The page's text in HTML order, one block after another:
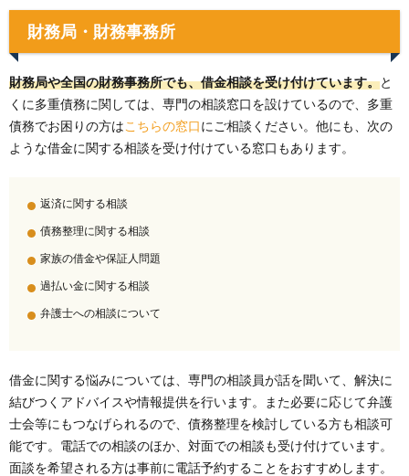
財務局・財務事務所
財務局や全国の財務事務所でも、借金相談を受け付けています。と
くに多重債務に関しては、専門の相談窓口を設けているので、多重
債務でお困りの方はこちらの窓口にご相談ください。他にも、次の
ような借金に関する相談を受け付けている窓口もあります。
返済に関する相談
債務整理に関する相談
家族の借金や保証人問題
過払い金に関する相談
弁護士への相談について
借金に関する悩みについては、専門の相談員が話を聞いて、解決に
結びつくアドバイスや情報提供を行います。また必要に応じて弁護
士会等にもつなげられるので、債務整理を検討している方も相談可
能です。電話での相談のほか、対面での相談も受け付けています。
面談を希望される方は事前に電話予約することをおすすめします。